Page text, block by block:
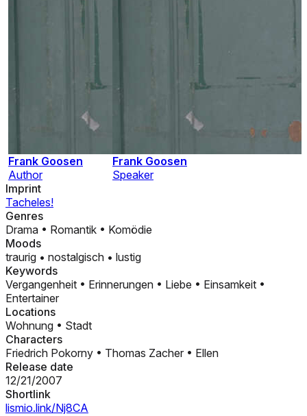
Frank Goosen
Author
Frank Goosen
Speaker
Imprint
Tacheles!
Genres
Drama • Romantik • Komödie
Moods
traurig • nostalgisch • lustig
Keywords
Vergangenheit • Erinnerungen • Liebe • Einsamkeit •
Entertainer
Locations
Wohnung • Stadt
Characters
Friedrich Pokorny • Thomas Zacher • Ellen
Release date
12/21/2007
Shortlink
lismio.link/Nj8CA